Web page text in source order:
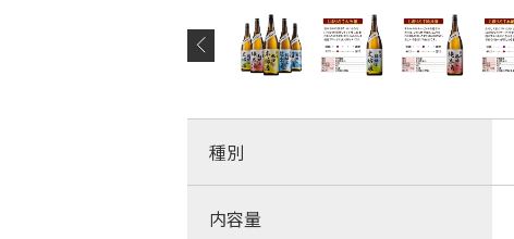
種別
内容量